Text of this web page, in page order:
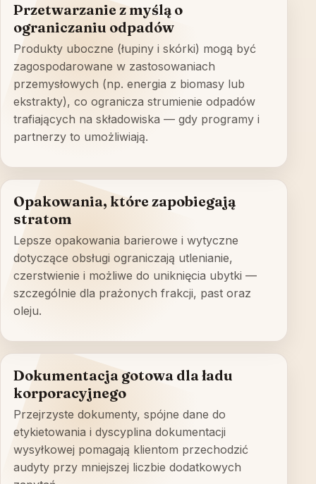
Przetwarzanie z myślą o
ograniczaniu odpadów
Produkty uboczne (łupiny i skórki) mogą być
zagospodarowane w zastosowaniach
przemysłowych (np. energia z biomasy lub
ekstrakty), co ogranicza strumienie odpadów
trafiających na składowiska — gdy programy i
partnerzy to umożliwiają.
Opakowania, które zapobiegają
stratom
Lepsze opakowania barierowe i wytyczne
dotyczące obsługi ograniczają utlenianie,
czerstwienie i możliwe do uniknięcia ubytki —
szczególnie dla prażonych frakcji, past oraz
oleju.
Dokumentacja gotowa dla ładu
korporacyjnego
Przejrzyste dokumenty, spójne dane do
etykietowania i dyscyplina dokumentacji
wysyłkowej pomagają klientom przechodzić
audyty przy mniejszej liczbie dodatkowych